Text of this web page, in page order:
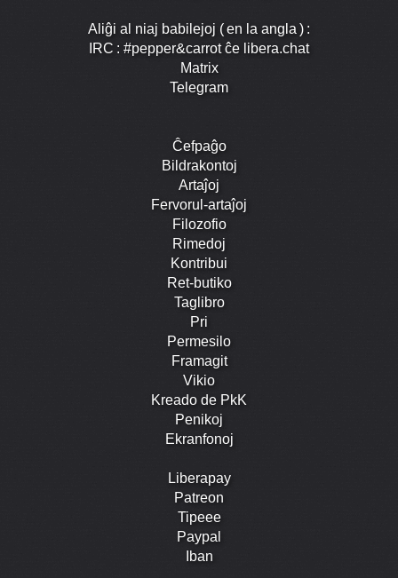
Aliĝi al niaj babilejoj ( en la angla ) :
IRC : #pepper&carrot ĉe libera.chat
Matrix
Telegram
Ĉefpaĝo
Bildrakontoj
Artaĵoj
Fervorul-artaĵoj
Filozofio
Rimedoj
Kontribui
Ret-butiko
Taglibro
Pri
Permesilo
Framagit
Vikio
Kreado de PkK
Penikoj
Ekranfonoj
Liberapay
Patreon
Tipeee
Paypal
Iban